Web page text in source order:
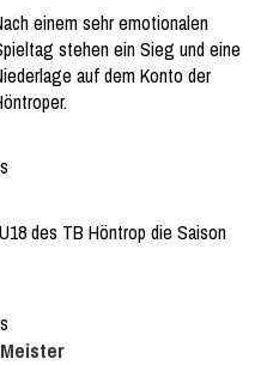
einem sehr emotionalen
stehen ein Sieg und eine
auf dem Konto der
des TB Höntrop die Saison